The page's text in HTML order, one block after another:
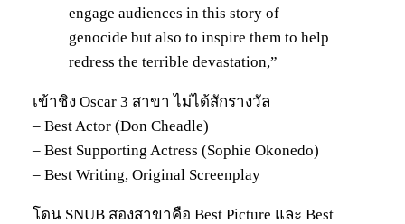
engage audiences in this story of
genocide but also to inspire them to help
redress the terrible devastation,”
เข้าชิง Oscar 3 สาขา ไม่ได้สักรางวัล
– Best Actor (Don Cheadle)
– Best Supporting Actress (Sophie Okonedo)
– Best Writing, Original Screenplay
โดน SNUB สองสาขาคือ Best Picture และ Best